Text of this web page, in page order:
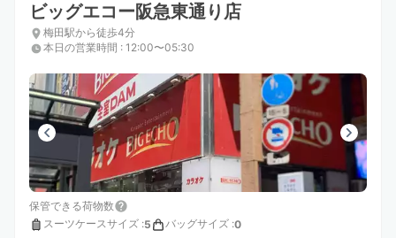
ビッグエコー阪急東通り店
梅田駅から徒歩4分
本日の営業時間 : 12:00〜05:30
保管できる荷物数
スーツケースサイズ :5 バッグサイズ :0